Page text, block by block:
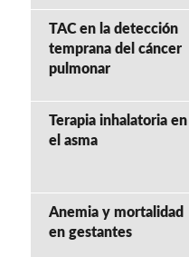
TAC en la detección
temprana del cáncer
pulmonar
Terapia inhalatoria en
el asma
Anemia y mortalidad
en gestantes